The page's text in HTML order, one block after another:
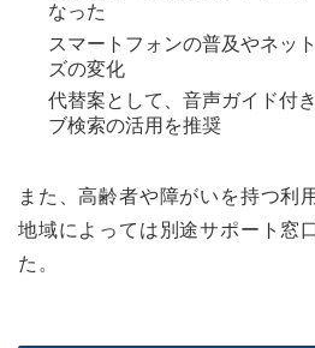
なった
スマートフォンの普及やネッ
ズの変化
代替案として、音声ガイド付
ブ検索の活用を推奨
また、高齢者や障がいを持つ利
地域によっては別途サポート窓
た。